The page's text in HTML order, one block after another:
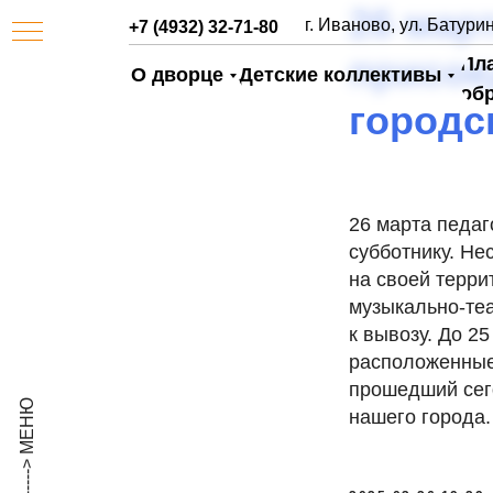
Детские коллективы
+7 (4932) 32-71-80 г. Иваново, ул.
О дворце
26
26 марта
субботнику.
на своей
музыкально-
к вывозу. До
прошедший
нашего